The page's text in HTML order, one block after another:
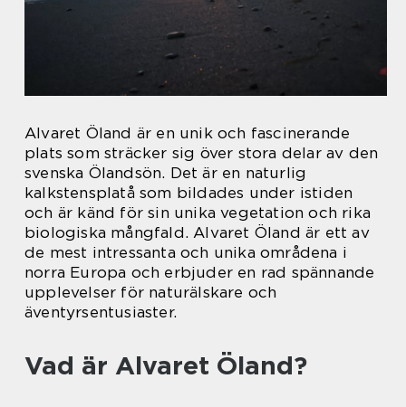
Alvaret Öland är en unik och fascinerande
plats som sträcker sig över stora delar av den
svenska Ölandsön. Det är en naturlig
kalkstensplatå som bildades under istiden
och är känd för sin unika vegetation och rika
biologiska mångfald. Alvaret Öland är ett av
de mest intressanta och unika områdena i
norra Europa och erbjuder en rad spännande
upplevelser för naturälskare och
äventyrsentusiaster.
Vad är Alvaret Öland?